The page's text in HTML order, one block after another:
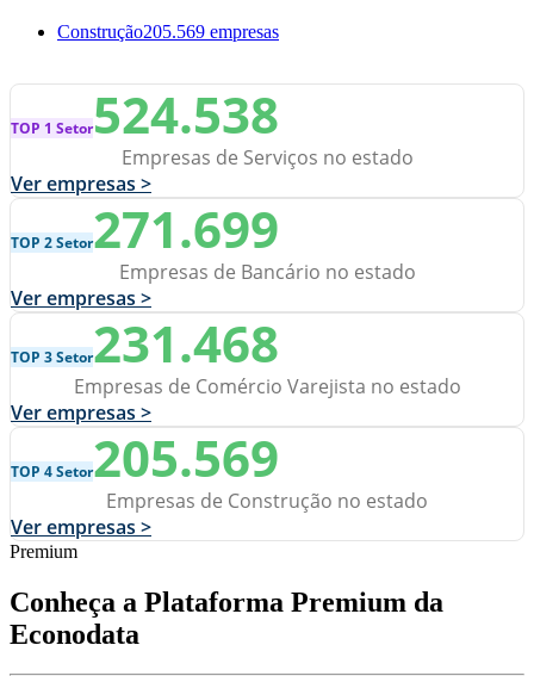
Construção205.569 empresas
TOP 1 Setor524.538
Empresas de Serviços no estado
Ver empresas >
TOP 2 Setor271.699
Empresas de Bancário no estado
Ver empresas >
TOP 3 Setor231.468
Empresas de Comércio Varejista no estado
Ver empresas >
TOP 4 Setor205.569
Empresas de Construção no estado
Ver empresas >
Premium
Conheça a Plataforma Premium da
Econodata